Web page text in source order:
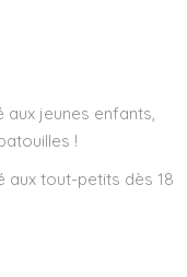
jeunes enfants,
!
tout-petits dès 18